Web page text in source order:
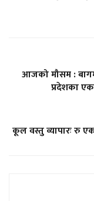
आजको मौसम :
प्रदेशका
कूल वस्तु व्यापारः रु